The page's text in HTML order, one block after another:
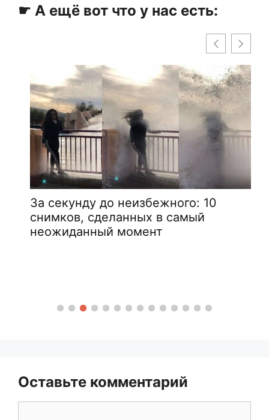
☛ А ещё вот что у нас есть:
За секунду до неизбежного: 10
снимков, сделанных в самый
неожиданный момент
Оставьте комментарий